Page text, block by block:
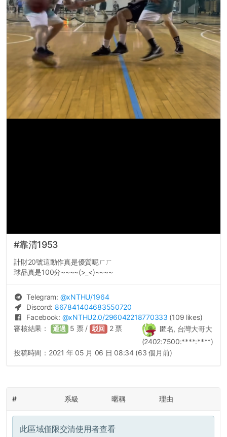
#靠清1953
計財20號這動作真是優質呢ㄏㄏ
球品真是100分~~~~(>_<)~~~~
Telegram: @xNTHU/1964
Discord: 867841404683550720
Facebook: @xNTHU2.0/296042218770333 (109 likes)
匿名, 台灣大哥大
(2402:7500:****:****)
審核結果： 通過 5 票 / 駁回 2票
投稿時間： 2021 年 05 月 06 日 08:34 (63 個月前)
# 系級 暱稱 理由
此區域僅限交清使用者查看